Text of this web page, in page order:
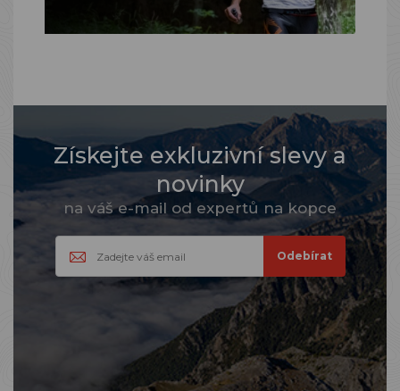
Získejte exkluzivní slevy a
novinky
na váš e-mail od expertů na kopce